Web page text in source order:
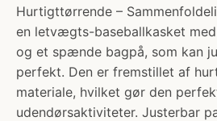
Hurtigttørrende –
en letvægts-baseballkasket
og et spænde bagpå, som kan
perfekt. Den er fremstillet af
materiale, hvilket gør den
udendørsaktiviteter. Justerbar